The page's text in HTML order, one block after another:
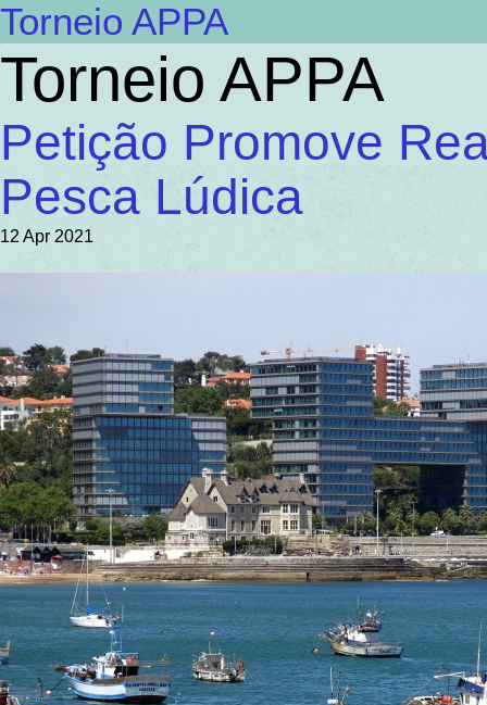
Torneio APPA
Torneio APPA
Petição Promove
Pesca Lúdica
12 Apr 2021